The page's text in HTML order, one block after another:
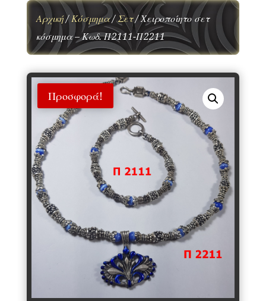
Αρχική/Κόσμημα/Σετ/ Χειροποίητο σετ
κόσμημα – Κωδ. Π2111-Π2211
Προσφορά!